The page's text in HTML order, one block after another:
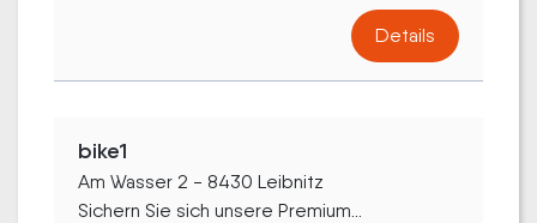
Details
bike1
Am Wasser 2 - 8430 Leibnitz
Sichern Sie sich unsere Premium...